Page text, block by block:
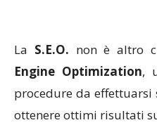
La S.E.O. non è altro
Engine Optimization,
procedure da effettuarsi
ottenere ottimi risultati